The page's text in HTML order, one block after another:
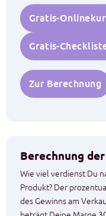
Gratis-
Gratis-
Zur Berechnung
Berechnung
Wie viel verdienst Du
Produkt? Der
des Gewinns am